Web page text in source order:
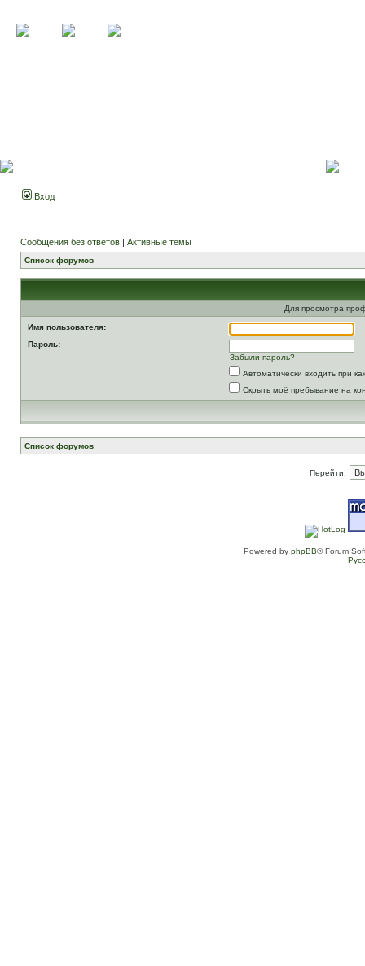
Вход
Сообщения без ответов | Активные темы
Список форумов
Для просмотра
Имя пользователя:
Пароль:
Забыли пароль?
Автоматически входить при
Скрыть моё пребывание на
Список форумов
Перейти:
Powered by phpBB® Forum